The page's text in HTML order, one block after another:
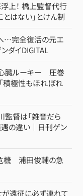
上！ 橋上監督代行
はない」とけん制
…完全復活の元エ
ダイDIGITAL
心臓ルーキー 圧巻
積極性もほれぼれ
監督は「雑音だら
の違い｜日刊ゲン
危機 浦田俊輔の急
が遠征に必ず連れて